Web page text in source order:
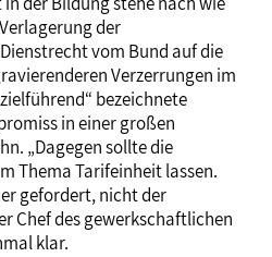
der
vom Bund auf die
Verzerrungen im
bezeichnete
in einer großen
„Dagegen sollte die
Thema Tarifeinheit lassen.
gefordert, nicht der
Chef des gewerkschaftlichen
klar.